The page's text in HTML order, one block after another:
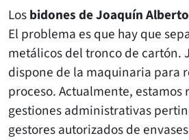
Losbidones de Joaquín
El problema es que hay que
metálicos del tronco de cartón.
dispone de la maquinaria para
proceso. Actualmente, estamos
gestiones administrativas
gestores autorizados de